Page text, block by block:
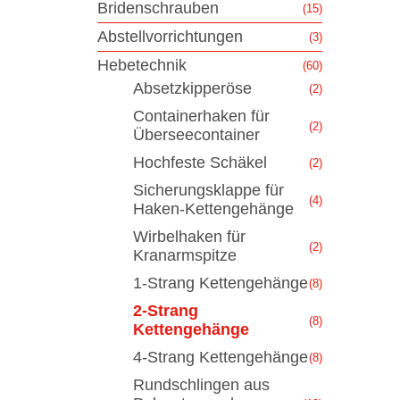
Bridenschrauben (15)
Abstellvorrichtungen (3)
Hebetechnik (60)
Absetzkipperöse (2)
Containerhaken für
Überseecontainer
(2)
Hochfeste Schäkel (2)
Sicherungsklappe für
Haken-Kettengehänge
(4)
Wirbelhaken für
Kranarmspitze
(2)
1-Strang Kettengehänge(8)
2-Strang
Kettengehänge
(8)
4-Strang Kettengehänge(8)
Rundschlingen aus